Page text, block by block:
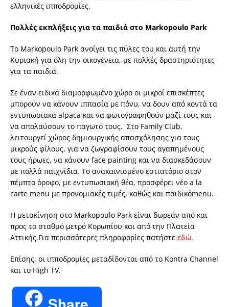
ελληνικές ιπποδρομίες.
Πολλές εκπλήξεις για τα παιδιά στο Markopoulo Park
Το Markopoulo Park ανοίγει τις πύλες του και αυτή την
Κυριακή για όλη την οικογένεια, με πολλές δραστηριότητες
για τα παιδιά.
Σε έναν ειδικά διαμορφωμένο χώρο οι μικροί επισκέπτες
μπορούν να κάνουν ιππασία με πόνυ, να δουν από κοντά τα
εντυπωσιακά alpaca και να φωτογραφηθούν μαζί τους και
να απολαύσουν το παγωτό τους. Στο Family Club,
λειτουργεί χώρος δημιουργικής απασχόλησης για τους
μικρούς φίλους, για να ζωγραφίσουν τους αγαπημένους
τους ήρωες, να κάνουν face painting και να διασκεδάσουν
με πολλά παιχνίδια. Το ανακαινισμένο εστιατόριο στον
πέμπτο όροφο, με εντυπωσιακή θέα, προσφέρει νέο a la
carte menu με προνομιακές τιμές, καθώς και παιδικόmenu.
Η μετακίνηση στο Markopoulo Park είναι δωρεάν από και
προς το σταθμό μετρό Κορωπίου και από την Πλατεία
Αττικής.Για περισσότερες πληροφορίες πατήστε εδώ.
Επίσης, οι ιπποδρομίες μεταδίδονται από το Kontra Channel
και το High TV.